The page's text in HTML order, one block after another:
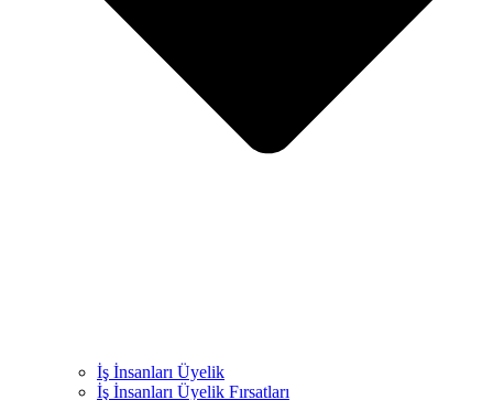
İş İnsanları Üyelik
İş İnsanları Üyelik Fırsatları